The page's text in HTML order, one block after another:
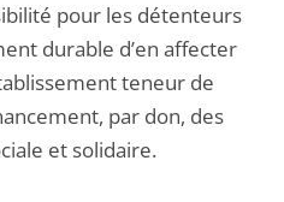
pour les détenteurs
durable d’en affecter
teneur de
par don, des
et solidaire.